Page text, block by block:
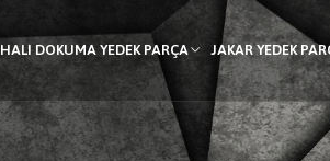
HALI DOKUMA YEDEK PARÇA JAKAR YEDEK